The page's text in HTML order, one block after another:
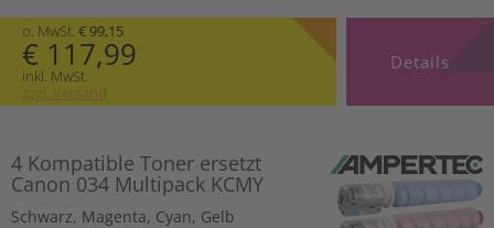
o. MwSt. € 99,15
€ 117,99
inkl. MwSt.
zzgl. Versand
Details
4 Kompatible Toner ersetzt
Canon 034 Multipack KCMY
Schwarz, Magenta, Cyan, Gelb